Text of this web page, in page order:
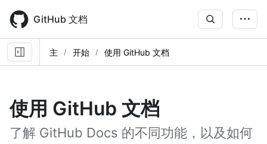
main
content
GitHub 文档
主 开始 使用 GitHub 文档
使用 GitHub 文档
了解 GitHub Docs 的不同功能，以及如何